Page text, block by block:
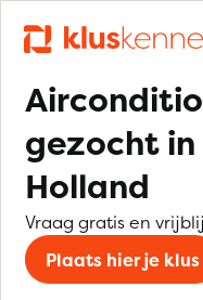
gezocht in
Holland
Vraag gratis en
Plaats hier je klus